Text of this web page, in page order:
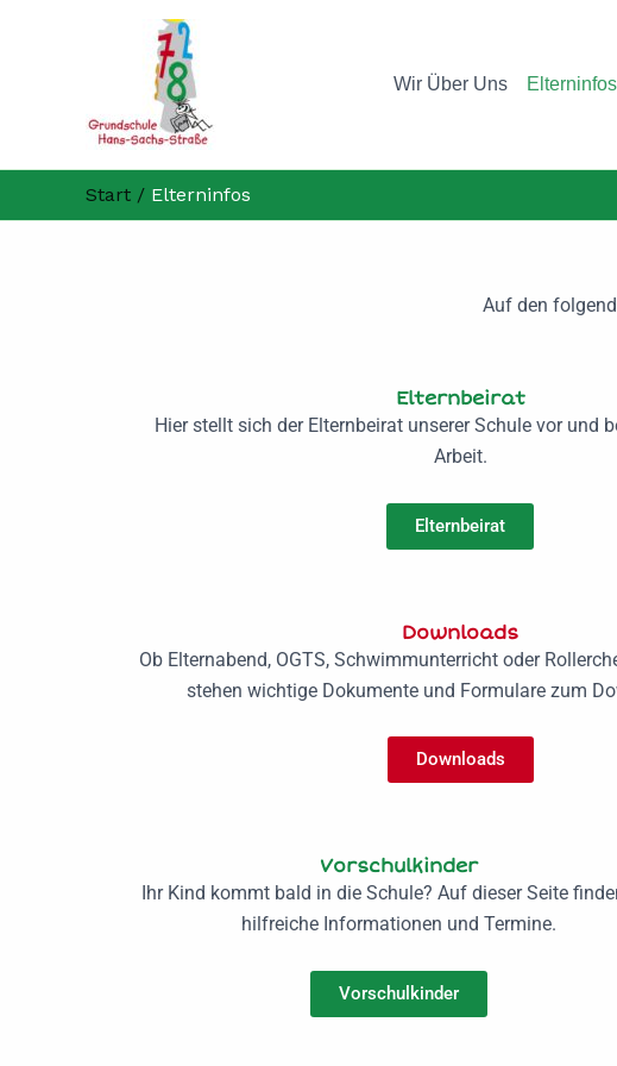
Wir Über Uns Elterninfos
Start Elterninfos
Auf den
Elternbeirat
Hier stellt sich der Elternbeirat unserer Schule vor und
Arbeit.
Elternbeirat
Downloads
Ob Elternabend, OGTS, Schwimmunterricht oder
stehen wichtige Dokumente und Formulare zum
Downloads
Vorschulkinder
Ihr Kind kommt bald in die Schule? Auf dieser Seite
hilfreiche Informationen und Termine.
Vorschulkinder